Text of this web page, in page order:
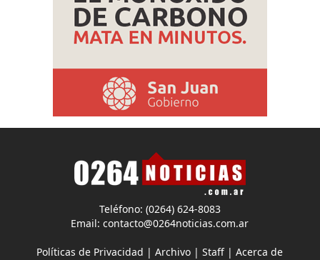
Teléfono: (0264) 624-8083
Email:contacto@0264noticias.com.ar
Políticas de Privacidad |Archivo |Staff |Acerca de